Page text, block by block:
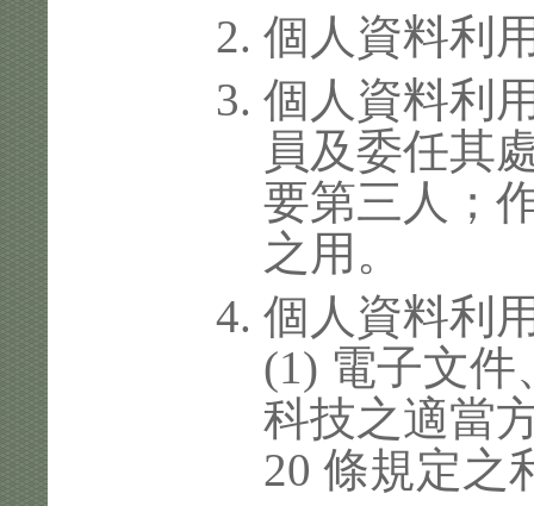
個人資料利
個人資料利
員及委任其
要第三人；
之用。
個人資料利
(1) 電子文
科技之適當
20 條規定之